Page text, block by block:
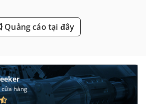
Tròn
Quảng cáo tại đây
hàng